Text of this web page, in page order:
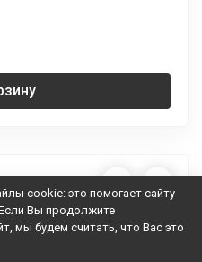
cookie: это помогает сайту
Вы продолжите
мы будем считать, что Вас это